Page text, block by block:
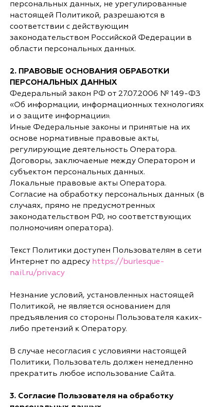
персональных данных, не урегулированные
настоящей Политикой, разрешаются в
соответствии с действующим
законодательством Российской Федерации в
области персональных данных.
2. ПРАВОВЫЕ ОСНОВАНИЯ ОБРАБОТКИ
ПЕРСОНАЛЬНЫХ ДАННЫХ
Федеральный закон РФ от 27.07.2006 № 149-ФЗ
«Об информации, информационных технологиях
и о защите информации».
Иные Федеральные законы и принятые на их
основе нормативные правовые акты,
регулирующие деятельность Оператора.
Договоры, заключаемые между Оператором и
субъектом персональных данных.
Локальные правовые акты Оператора.
Согласие на обработку персональных данных (в
случаях, прямо не предусмотренных
законодательством РФ, но соответствующих
полномочиям оператора).
Текст Политики доступен Пользователям в сети
Интернет по адресу https://burlesque-
nail.ru/privacy
Незнание условий, установленных настоящей
Политикой, не является основанием для
предъявления со стороны Пользователя каких-
либо претензий к Оператору.
В случае несогласия с условиями настоящей
Политики, Пользователь должен немедленно
прекратить любое использование Сайта.
3. Согласие Пользователя на обработку